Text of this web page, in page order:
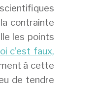
contrainte
les points
c’est faux,
à cette
de tendre